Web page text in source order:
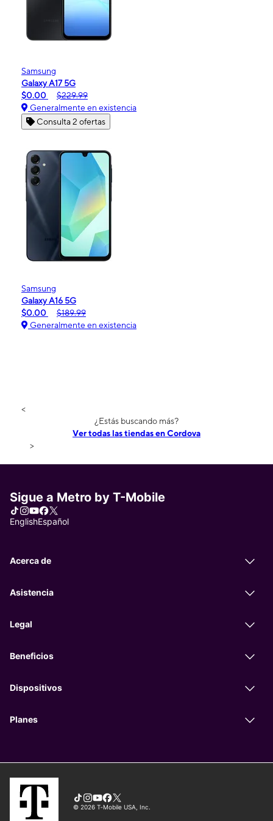
Samsung
Galaxy A17 5G
$0.00
$229.99
Generalmente en existencia
Consulta 2 ofertas
Samsung
Galaxy A16 5G
$0.00
$189.99
Generalmente en existencia
<
¿Estás buscando más?
Ver todas las tiendas en Cordova
>